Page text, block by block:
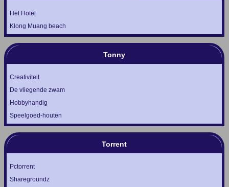
Het Hotel
Klong Muang beach
Tonny
Creativiteit
De vliegende zwam
Hobbyhandig
Speelgoed-houten
Torrent
Pctorrent
Sharegroundz